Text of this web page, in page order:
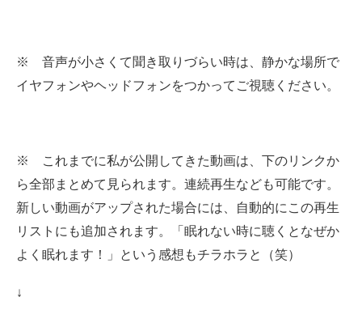
※ 音声が小さくて聞き取りづらい時は、静かな場所で
イヤフォンやヘッドフォンをつかってご視聴ください。
※ これまでに私が公開してきた動画は、下のリンクか
ら全部まとめて見られます。 連続再生なども可能です。
新しい動画がアップされた場合には、自動的にこの再生
リストにも追加されます。
「眠れない時に聴くとなぜか
よく眠れます！」という感想もチラホラと（笑）
↓